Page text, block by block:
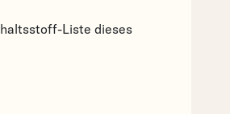
Liste dieses